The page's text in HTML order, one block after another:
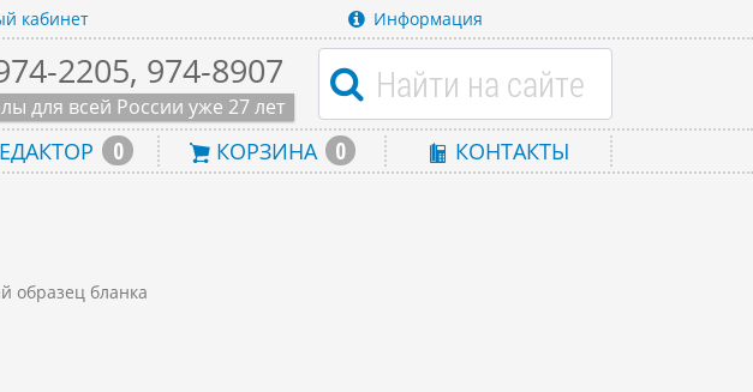
кабинет Информация
2205, 974-8907
для всей России уже 27 лет
0 КОРЗИНА 0 КОНТАКТЫ
образец бланка